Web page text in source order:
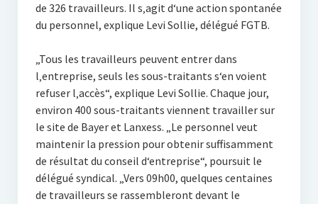
de 326 travailleurs. Il s‚agit d‘une action spontanée
du personnel, explique Levi Sollie, délégué FGTB.
„Tous les travailleurs peuvent entrer dans
l‚entreprise, seuls les sous-traitants s‘en voient
refuser l‚accès“, explique Levi Sollie. Chaque jour,
environ 400 sous-traitants viennent travailler sur
le site de Bayer et Lanxess. „Le personnel veut
maintenir la pression pour obtenir suffisamment
de résultat du conseil d‘entreprise“, poursuit le
délégué syndical. „Vers 09h00, quelques centaines
de travailleurs se rassembleront devant le